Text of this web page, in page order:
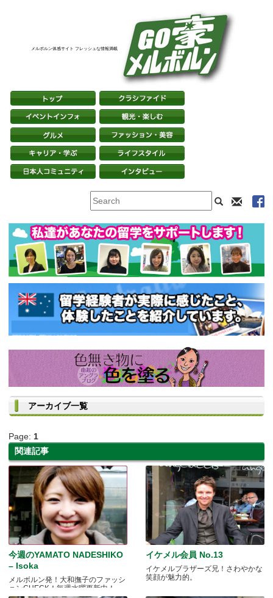
メルボルン体感サイト フレッシュな情報満載
アーカイブ一覧
Page: 1
関連記事
今週のYAMATO NADESHIKO
– Isoka
メルボルン発！大和撫子のファッシ
ョンCHECK！毎週水曜更新中！
イケメル会員 No.13
イケメルブラザーズ兄！さわやかな
笑顔が魅力的。